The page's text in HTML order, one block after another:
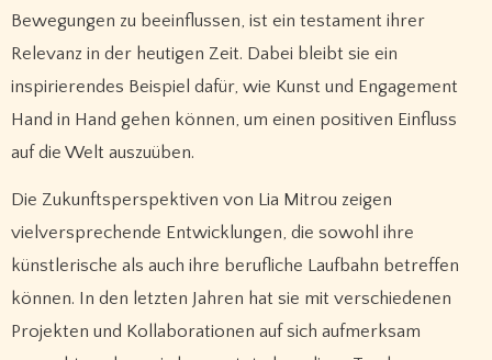
Bewegungen zu beeinflussen, ist ein testament ihrer
Relevanz in der heutigen Zeit. Dabei bleibt sie ein
inspirierendes Beispiel dafür, wie Kunst und Engagement
Hand in Hand gehen können, um einen positiven Einfluss
auf die Welt auszuüben.
Die Zukunftsperspektiven von Lia Mitrou zeigen
vielversprechende Entwicklungen, die sowohl ihre
künstlerische als auch ihre berufliche Laufbahn betreffen
können. In den letzten Jahren hat sie mit verschiedenen
Projekten und Kollaborationen auf sich aufmerksam